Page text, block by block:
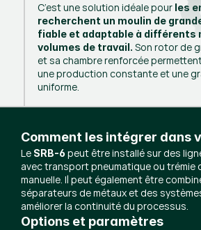
Comment les intégrer dans
Le SRB-6 peut être installé sur des
avec transport pneumatique ou trémie
manuelle. Il peut également être
séparateurs de métaux et des
améliorer la continuité du processus.
Options et paramètres
C’est une solution idéale pour les
recherchent un moulin de
fiable et adaptable à différents
volumes de travail. Son rotor de
et sa chambre renforcée
une production constante et une
uniforme.